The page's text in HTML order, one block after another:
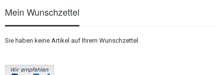
Mein Wunschzettel
Sie haben keine Artikel auf Ihrem Wunschzettel.